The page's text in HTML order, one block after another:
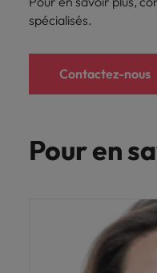
spécialisés.
Contactez-nous
Pour en